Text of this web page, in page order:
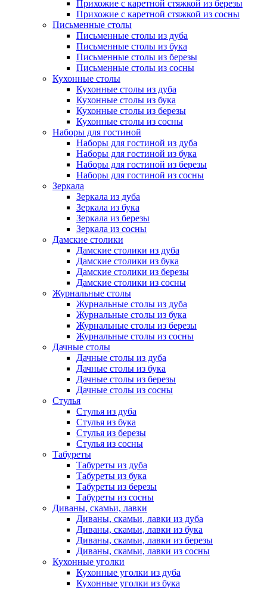
Прихожие с каретной стяжкой из березы
Прихожие с каретной стяжкой из сосны
Письменные столы
Письменные столы из дуба
Письменные столы из бука
Письменные столы из березы
Письменные столы из сосны
Кухонные столы
Кухонные столы из дуба
Кухонные столы из бука
Кухонные столы из березы
Кухонные столы из сосны
Наборы для гостиной
Наборы для гостиной из дуба
Наборы для гостиной из бука
Наборы для гостиной из березы
Наборы для гостиной из сосны
Зеркала
Зеркала из дуба
Зеркала из бука
Зеркала из березы
Зеркала из сосны
Дамские столики
Дамские столики из дуба
Дамские столики из бука
Дамские столики из березы
Дамские столики из сосны
Журнальные столы
Журнальные столы из дуба
Журнальные столы из бука
Журнальные столы из березы
Журнальные столы из сосны
Дачные столы
Дачные столы из дуба
Дачные столы из бука
Дачные столы из березы
Дачные столы из сосны
Стулья
Стулья из дуба
Стулья из бука
Стулья из березы
Стулья из сосны
Табуреты
Табуреты из дуба
Табуреты из бука
Табуреты из березы
Табуреты из сосны
Диваны, скамьи, лавки
Диваны, скамьи, лавки из дуба
Диваны, скамьи, лавки из бука
Диваны, скамьи, лавки из березы
Диваны, скамьи, лавки из сосны
Кухонные уголки
Кухонные уголки из дуба
Кухонные уголки из бука